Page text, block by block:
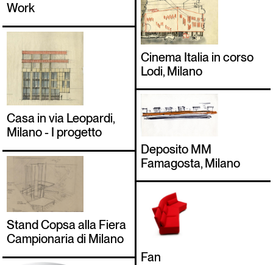
Cinema Italia in corso
Lodi, Milano
Stand Copsa alla Fiera
Campionaria di Milano
Fan
Deposito MM
Famagosta, Milano
Casa in via Leopardi,
Milano - I progetto
Work